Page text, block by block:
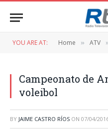
YOU ARE AT: Home » ATV
Campeonato de
voleibol
BY JAIME CASTRO RÍOS ON 07/04/